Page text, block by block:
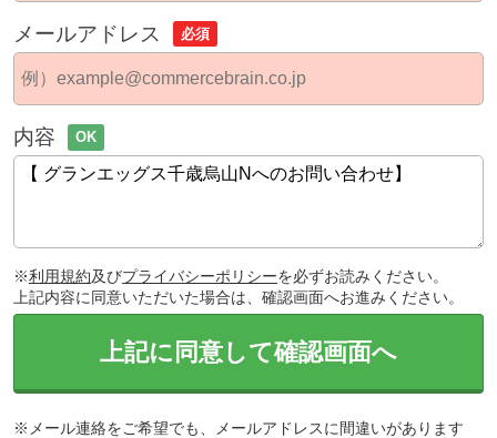
メールアドレス 必須
内容 OK
※利用規約及びプライバシーポリシーを必ずお読みください。
上記内容に同意いただいた場合は、確認画面へお進みください。
上記に同意して確認画面へ
※メール連絡をご希望でも、メールアドレスに間違いがあります